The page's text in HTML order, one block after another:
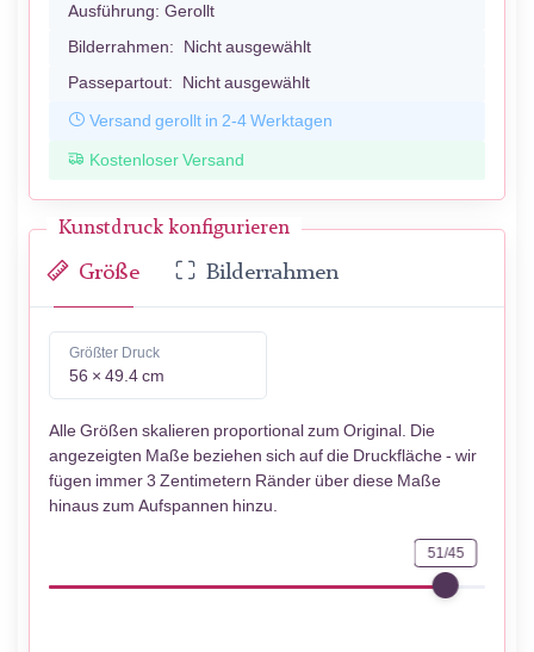
Ausführung: Gerollt
Bilderrahmen: Nicht ausgewählt
Passepartout: Nicht ausgewählt
Versand gerollt in 2-4 Werktagen
Kostenloser Versand
Kunstdruck konfigurieren
Größe Bilderrahmen
Größter Druck
56 × 49.4 cm
Alle Größen skalieren proportional zum Original. Die
angezeigten Maße beziehen sich auf die Druckfläche - wir
fügen immer 3 Zentimetern Ränder über diese Maße
hinaus zum Aufspannen hinzu.
51/45